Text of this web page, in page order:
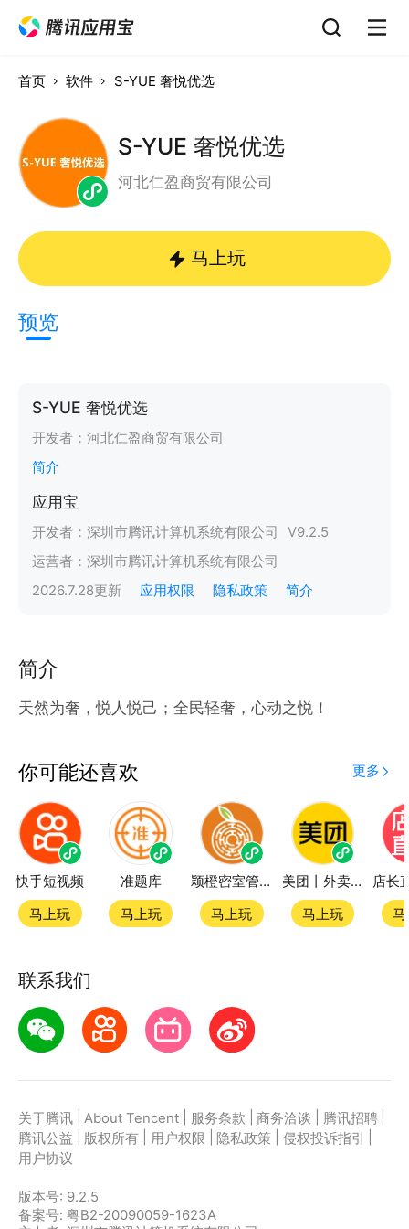
首页 软件 S-YUE 奢悦优选
S-YUE 奢悦优选
河北仁盈商贸有限公司
马上玩
预览
S-YUE 奢悦优选
开发者： 河北仁盈商贸有限公司
简介
应用宝
开发者： 深圳市腾讯计算机系统有限公司 V9.2.5
运营者： 深圳市腾讯计算机系统有限公司
2026.7.28更新 应用权限 隐私政策 简介
简介
天然为奢，悦人悦己；全民轻奢，心动之悦！
你可能还喜欢 更多
快手短视频
马上玩
准题库
马上玩
颖橙密室管家SmartOrange
马上玩
美团丨外卖团购特价美食酒店电影
马上玩
联系我们
关于腾讯 About Tencent 服务条款 商务洽谈 腾讯招聘
腾讯公益
版权所有 用户权限 隐私政策 侵权投诉指引
用户协议
版本号: 9.2.5
备案号: 粤B2-20090059-1623A